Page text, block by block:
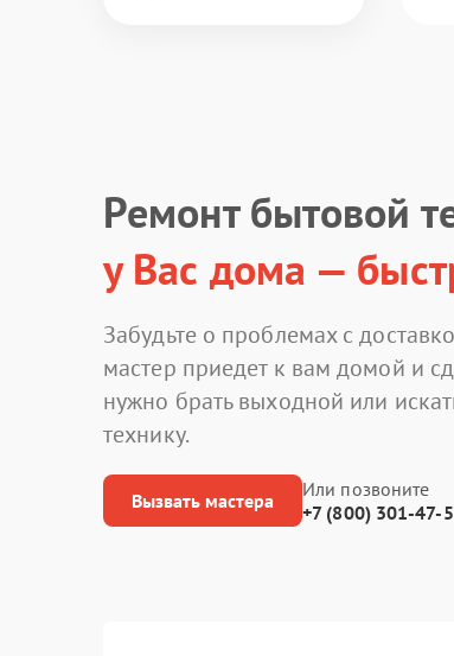
Ремонт бытовой
у Вас дома —
Забудьте о проблемах с
мастер приедет к вам домой и
нужно брать выходной или
технику.
Вызвать мастера
Или позвоните
+7 (800) 301-47-